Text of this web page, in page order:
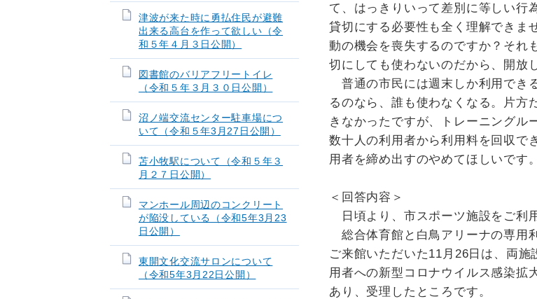
て、はっきりいって差別に等しい行
貸切にする必要性も全く理解できま
動の機会を喪失するのですか？それ
切にしても使わないのだから、開放
普通の市民には週末しか利用でき
るのなら、誰も使わなくなる。片方
きなかったですが、トレーニングル
数十人の利用者から利用料を回収で
用者を締め出すのやめてほしいです。
＜回答内容＞
日頃より、市スポーツ施設をご利
総合体育館と白鳥アリーナの専用
ご来館いただいた11月26日は、両
用者への新型コロナウイルス感染拡
あり、受理したところです。
津波が来た時に勇払住民が避難
出来る高台を作って欲しい（令
和５年４月３日公開）
図書館のバリアフリートイレ
（令和５年３月３０日公開）
沼ノ端交流センター駐車場につ
いて（令和５年3月27日公開）
苫小牧駅について（令和５年３
月２７日公開）
マンホール周辺のコンクリート
が陥没している（令和5年3月23
日公開）
東開文化交流サロンについて
（令和5年3月22日公開）